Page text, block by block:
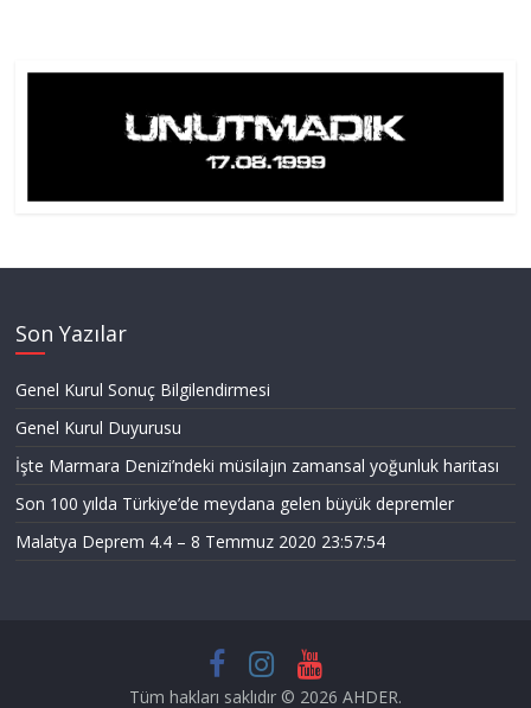
Son Yazılar
Genel Kurul Sonuç Bilgilendirmesi
Genel Kurul Duyurusu
İşte Marmara Denizi’ndeki müsilajın zamansal yoğunluk haritası
Son 100 yılda Türkiye’de meydana gelen büyük depremler
Malatya Deprem 4.4 – 8 Temmuz 2020 23:57:54
Tüm hakları saklıdır © 2026 AHDER.